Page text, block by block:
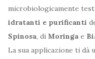
microbiologicamente
idratanti e purificanti
Spinosa, di Moringa e
La sua applicazione ti dà